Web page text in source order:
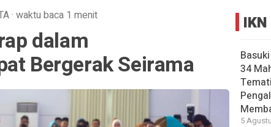
· waktu baca 1 menit
dalam
Bergerak Seirama
34
5